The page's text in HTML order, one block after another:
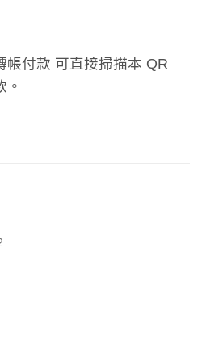
帳付款 可直接掃描本 QR
。